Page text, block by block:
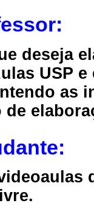
deseja
USP
as